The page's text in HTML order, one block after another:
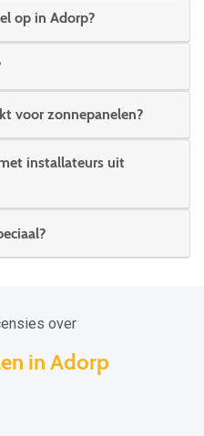
op in Adorp?
voor zonnepanelen?
installateurs uit
over
in Adorp